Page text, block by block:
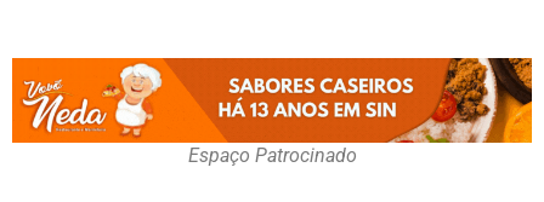
Espaço Patrocinado